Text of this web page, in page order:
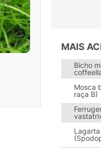
MAIS
Bicho
Mosca
raça B)